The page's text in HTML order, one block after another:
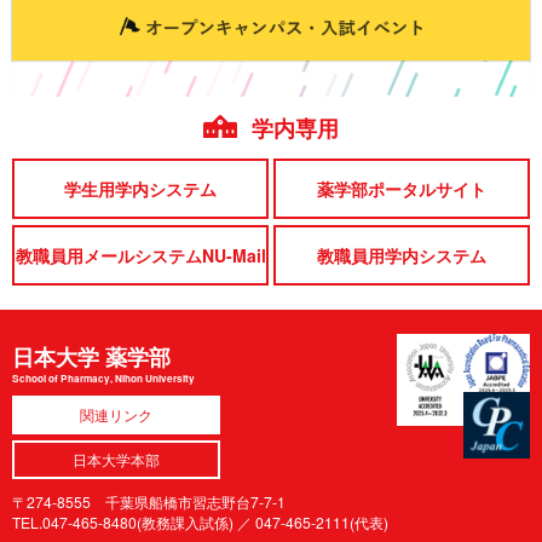
学内専用
学生用学内システム 薬学部ポータルサイト
教職員用メールシステムNU-Mail 教職員用学内システム
日本大学 薬学部
School of Pharmacy, Nihon University
関連リンク
日本大学本部
〒274-8555 千葉県船橋市習志野台7-7-1
TEL.047-465-8480(教務課入試係) ／ 047-465-2111(代表)